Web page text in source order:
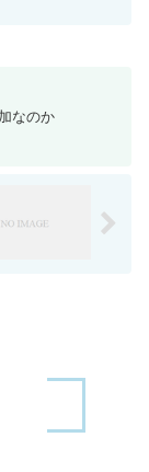
なのか